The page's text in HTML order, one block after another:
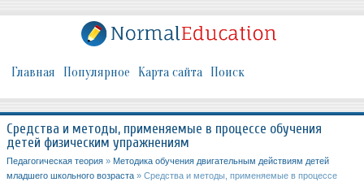
Главная Популярное Карта сайта Поиск
Средства и методы, применяемые в процессе обучения
детей физическим упражнениям
Педагогическая теория » Методика обучения двигательным действиям детей
младшего школьного возраста » Средства и методы, применяемые в процессе